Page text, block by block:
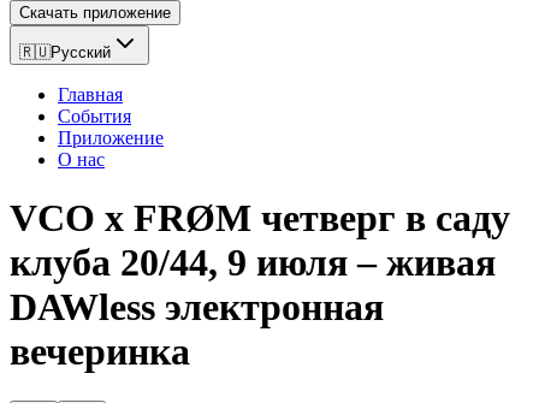
Скачать приложение
🇷🇺Русский
Главная
События
Приложение
О нас
VCO x FRØM четверг в саду
клуба 20/44, 9 июля – живая
DAWless электронная
вечеринка